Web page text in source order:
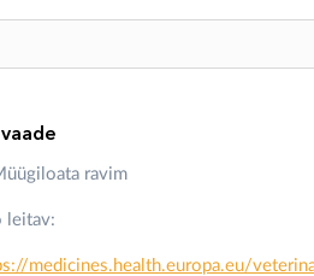
ravim
leitav:
medicines.health.europa.eu/